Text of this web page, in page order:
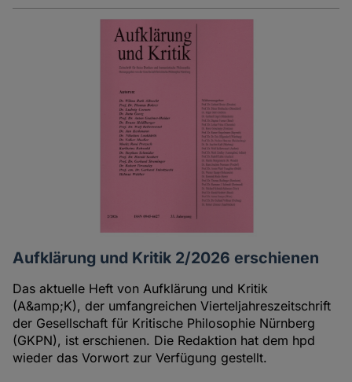
Aufklärung und Kritik 2/2026 erschienen
Das aktuelle Heft von Aufklärung und Kritik
(A&amp;K), der umfangreichen Vierteljahreszeitschrift
der Gesellschaft für Kritische Philosophie Nürnberg
(GKPN), ist erschienen. Die Redaktion hat dem hpd
wieder das Vorwort zur Verfügung gestellt.